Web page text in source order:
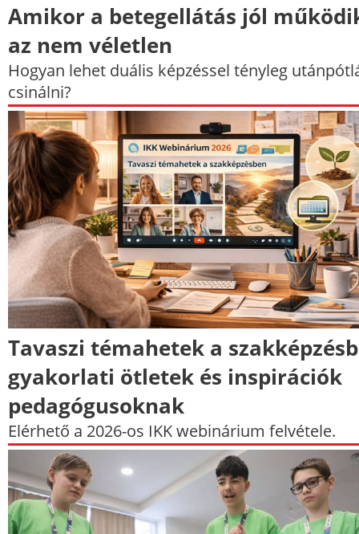
Amikor a betegellátás jól
az nem véletlen
Hogyan lehet duális képzéssel tényleg
csinálni?
Tavaszi témahetek a
gyakorlati ötletek és inspirációk
pedagógusoknak
Elérhető a 2026-os IKK webinárium felvétele.